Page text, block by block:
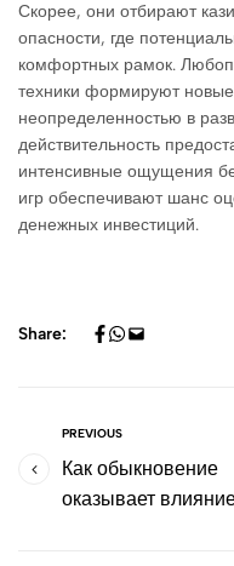
Скорее, они отбирают
опасности, где
комфортных рамок.
техники формируют
неопределенностью в
действительность
интенсивные ощущения
игр обеспечивают шанс
денежных инвестиций.
Share:
PREVIOUS
Как обыкновение
оказывает